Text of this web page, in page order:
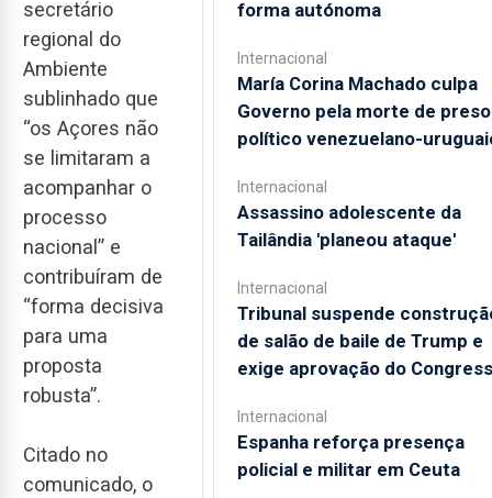
secretário
regional do
Ambiente
sublinhado que
“os Açores não
se limitaram a
acompanhar o
processo
nacional” e
contribuíram de
“forma decisiva
para uma
proposta
robusta”.
Citado no
comunicado, o
forma autónoma
Internacional
María Corina Machado culpa
Governo pela morte de preso
político venezuelano-
Internacional
Assassino adolescente da
Tailândia 'planeou ataque'
Internacional
Tribunal suspende
de salão de baile de Trump e
exige aprovação do
Internacional
Espanha reforça presença
policial e militar em Ceuta